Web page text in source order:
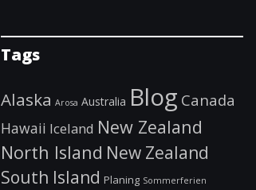
Tags
Alaska Arosa Australia Blog Canada
Hawaii Iceland New Zealand
North Island New Zealand
South Island Planing Sommerferien